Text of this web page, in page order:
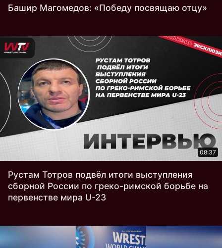
Башир Магомедов: «Победу посвящаю отцу»
08:37
Рустам Тотров подвёл итоги выступления
сборной России по греко-римской борьбе на
первенстве мира U-23